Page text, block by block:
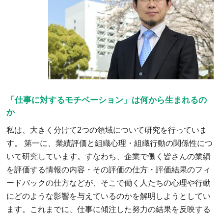
「仕事に対するモチベーション」は何から生まれるの
か
私は、大きく分けて2つの領域について研究を行っていま
す。 第一に、業績評価と組織心理・組織行動の関係性につ
いて研究しています。すなわち、企業で働く皆さんの業績
を評価する情報の内容・その評価の仕方・評価結果のフィ
ードバックの仕方などが、そこで働く人たちの心理や行動
にどのような影響を与えているのかを解明しようとしてい
ます。これまでに、仕事に傾注した努力の結果を反映する